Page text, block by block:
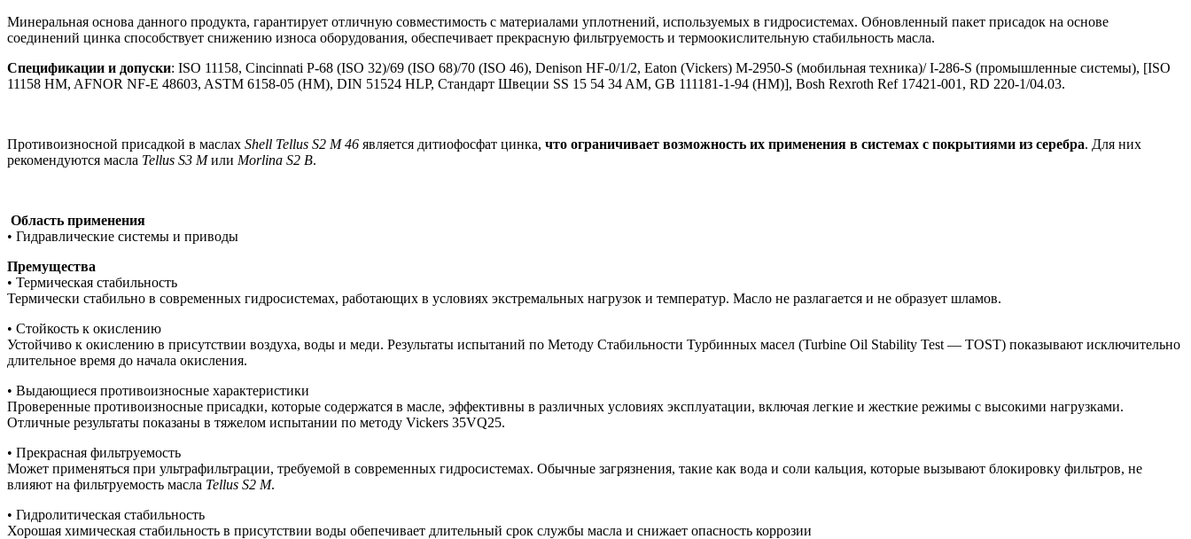
Минеральная основа данного продукта, гарантирует отличную совместимость с материалами уплотнений, используемых в гидросистемах. Обновленный пакет присадок на основе
соединений цинка способствует снижению износа оборудования, обеспечивает прекрасную фильтруемость и термоокислительную стабильность масла.
Спецификации и допуски: ISO 11158, Cincinnati P-68 (ISO 32)/69 (ISO 68)/70 (ISO 46), Denison HF-0/1/2, Eaton (Vickers) M-2950-S (мобильная техника)/ I-286-S (промышленные системы), [ISO
11158 HM, AFNOR NF-E 48603, ASTM 6158-05 (HM), DIN 51524 HLP, Стандарт Швеции SS 15 54 34 AM, GB 111181-1-94 (HM)], Bosh Rexroth Ref 17421-001, RD 220-1/04.03.
Противоизносной присадкой в маслах Shell Tellus S2 M 46 является дитиофосфат цинка, что ограничивает возможность их применения в системах с покрытиями из серебра. Для них
рекомендуются масла Tellus S3 Mили Morlina S2 B.
Область применения
• Гидравлические системы и приводы
Премущества
• Термическая стабильность
Термически стабильно в современных гидросистемах, работающих в условиях экстремальных нагрузок и температур. Масло не разлагается и не образует шламов.
• Стойкость к окислению
Устойчиво к окислению в присутствии воздуха, воды и меди. Результаты испытаний по Методу Стабильности Турбинных масел (Turbine Oil Stability Test — TOST) показывают исключительно
длительное время до начала окисления.
• Выдающиеся противоизносные характеристики
Проверенные противоизносные присадки, которые содержатся в масле, эффективны в различных условиях эксплуатации, включая легкие и жесткие режимы с высокими нагрузками.
Отличные результаты показаны в тяжелом испытании по методу Vickers 35VQ25.
• Прекрасная фильтруемость
Может применяться при ультрафильтрации, требуемой в современных гидросистемах. Обычные загрязнения, такие как вода и соли кальция, которые вызывают блокировку фильтров, не
влияют на фильтруемость масла Tellus S2 M.
• Гидролитическая стабильность
Хорошая химическая стабильность в присутствии воды обепечивает длительный срок службы масла и снижает опасность коррозии